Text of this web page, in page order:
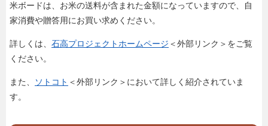
米ボードは、お米の送料が含まれた金額になっていますので、自
家消費や贈答用にお買い求めください。
詳しくは、 石高プロジェクトホームページ ＜外部リンク＞ をご覧
ください。
また、 ソトコト ＜外部リンク＞ において詳しく紹介されていま
す。